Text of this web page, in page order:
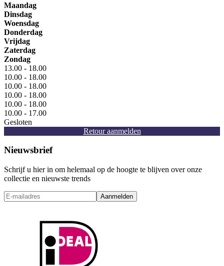
Maandag
Dinsdag
Woensdag
Donderdag
Vrijdag
Zaterdag
Zondag
13.00 - 18.00
10.00 - 18.00
10.00 - 18.00
10.00 - 18.00
10.00 - 18.00
10.00 - 17.00
Gesloten
Retour aanmelden
Nieuwsbrief
Schrijf u hier in om helemaal op de hoogte te blijven over onze
collectie en nieuwste trends
Aanmelden